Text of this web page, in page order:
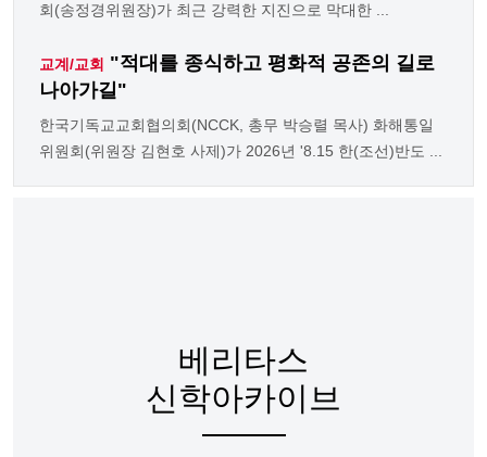
회(송정경위원장)가 최근 강력한 지진으로 막대한 ...
교계/교회 "적대를 종식하고 평화적 공존의 길로
나아가길"
한국기독교교회협의회(NCCK, 총무 박승렬 목사) 화해통일
위원회(위원장 김현호 사제)가 2026년 '8.15 한(조선)반도 ...
베리타스
신학아카이브